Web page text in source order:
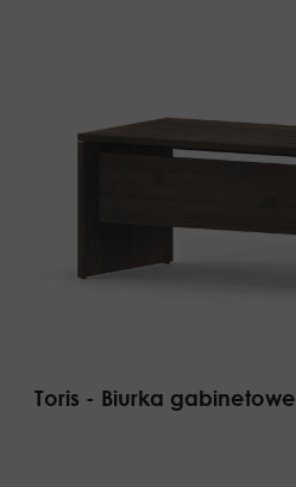
Toris - Biurka gabinetowe